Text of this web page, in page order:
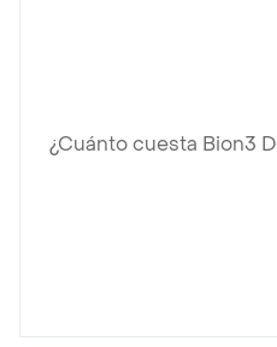
¿Cuánto cuesta Bion3